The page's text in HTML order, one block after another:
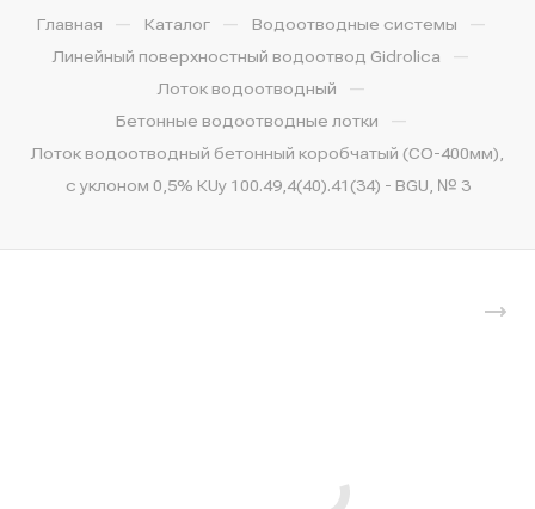
Главная — Каталог — Водоотводные системы —
Линейный поверхностный водоотвод Gidrolica —
Лоток водоотводный —
Бетонные водоотводные лотки —
Лоток водоотводный бетонный коробчатый (СО-400мм),
с уклоном 0,5% КUу 100.49,4(40).41(34) - BGU, № 3